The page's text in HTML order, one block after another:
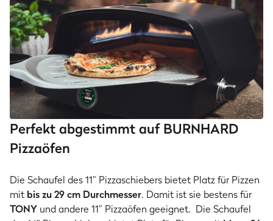
Perfekt abgestimmt auf BURNHARD
Pizzaöfen
Die Schaufel des 11” Pizzaschiebers bietet Platz für Pizzen
mit bis zu 29 cm Durchmesser. Damit ist sie bestens für
TONY und andere 11” Pizzaöfen geeignet. Die Schaufel